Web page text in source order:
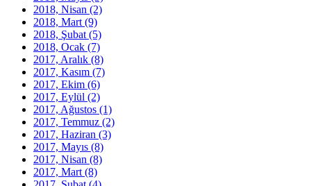
2018, Nisan (2)
2018, Mart (9)
2018, Şubat (5)
2018, Ocak (7)
2017, Aralık (8)
2017, Kasım (7)
2017, Ekim (6)
2017, Eylül (2)
2017, Ağustos (1)
2017, Temmuz (2)
2017, Haziran (3)
2017, Mayıs (8)
2017, Nisan (8)
2017, Mart (8)